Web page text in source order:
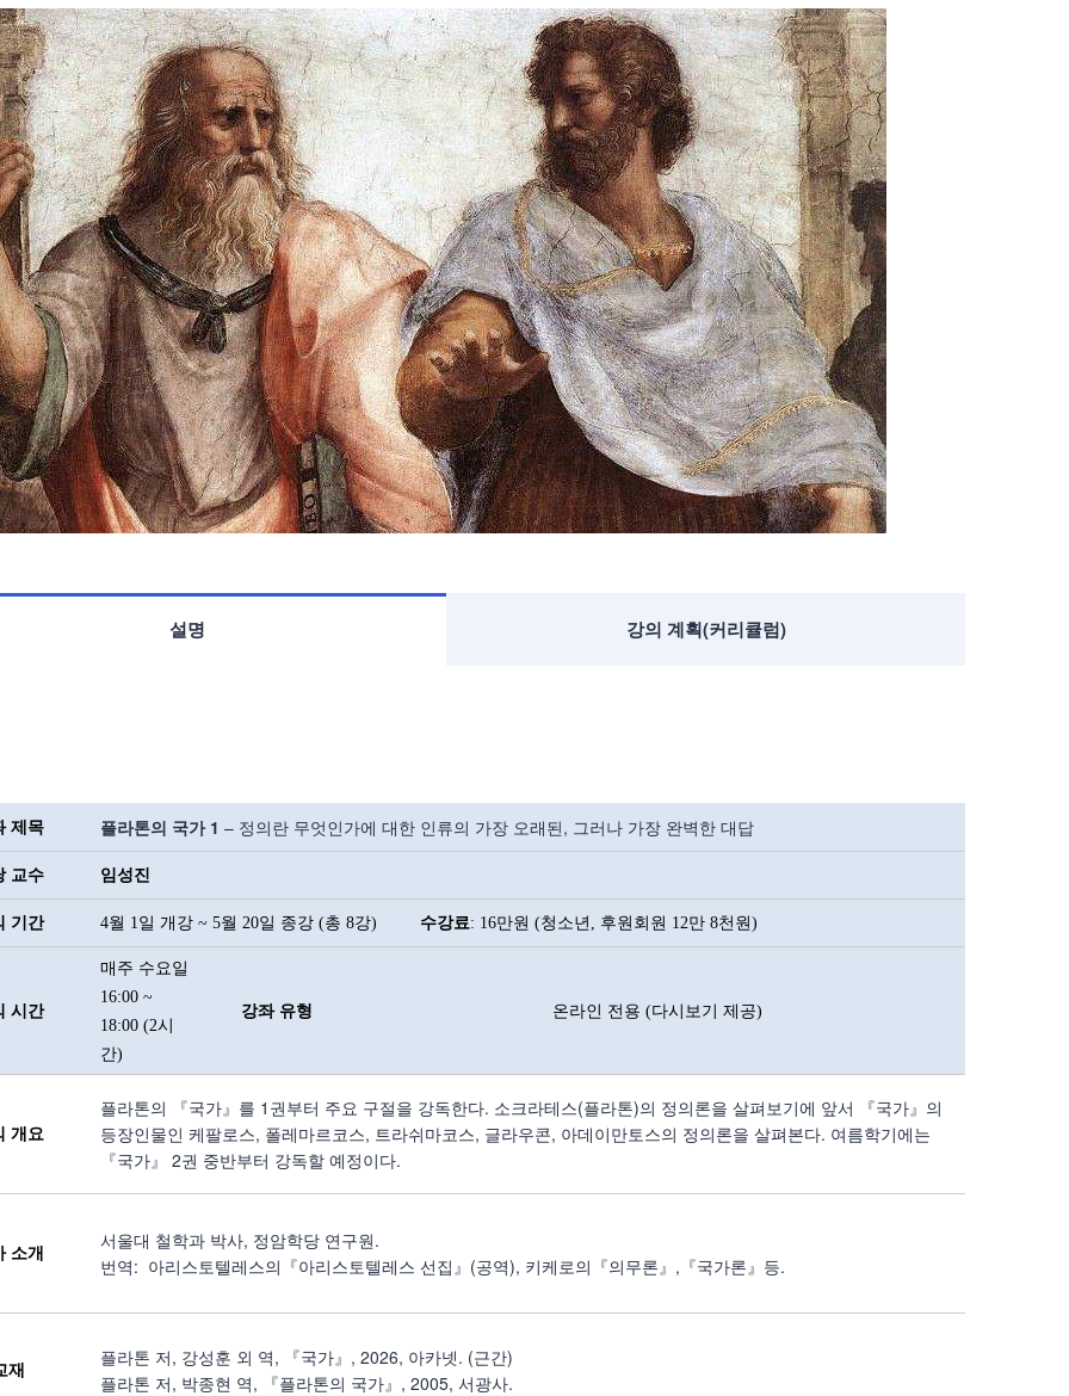
설명 강의 계획(커리큘럼)
제목 플라톤의 국가 1 – 정의란 무엇인가에 대한 인류의 가장 오래된, 그러나 가장 완벽한 대답
교수 임성진
기간 4월 1일 개강 ~ 5월 20일 종강 (총 8강) 수강료: 16만원 (청소년, 후원회원 12만 8천원)
시간
매주 수요일
16:00 ~
18:00 (2시
간)
강좌 유형 온라인 전용 (다시보기 제공)
개요
플라톤의 『국가』를 1권부터 주요 구절을 강독한다. 소크라테스(플라톤)의 정의론을 살펴보기에 앞서 『국가』의
등장인물인 케팔로스, 폴레마르코스, 트라쉬마코스, 글라우콘, 아데이만토스의 정의론을 살펴본다. 여름학기에는
『국가』 2권 중반부터 강독할 예정이다.
소개
서울대 철학과 박사, 정암학당 연구원.
번역: 아리스토텔레스의『아리스토텔레스 선집』(공역), 키케로의『의무론』,『국가론』등.
재
플라톤 저, 강성훈 외 역, 『국가』, 2026, 아카넷. (근간)
플라톤 저, 박종현 역, 『플라톤의 국가』, 2005, 서광사.